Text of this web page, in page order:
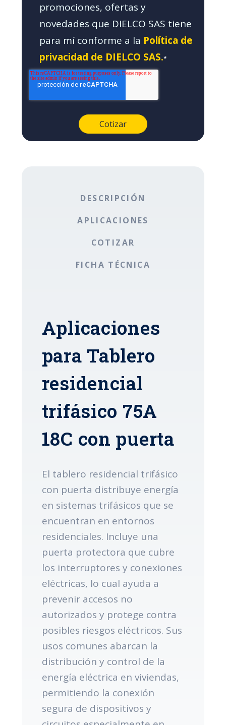
promociones, ofertas y
novedades que DIELCO SAS tiene
para mí conforme a la Política de
privacidad de DIELCO SAS.*
DESCRIPCIÓN
APLICACIONES
COTIZAR
FICHA TÉCNICA
Aplicaciones
para Tablero
residencial
trifásico 75A
18C con puerta
El tablero residencial trifásico
con puerta distribuye energía
en sistemas trifásicos que se
encuentran en entornos
residenciales. Incluye una
puerta protectora que cubre
los interruptores y conexiones
eléctricas, lo cual ayuda a
prevenir accesos no
autorizados y protege contra
posibles riesgos eléctricos. Sus
usos comunes abarcan la
distribución y control de la
energía eléctrica en viviendas,
permitiendo la conexión
segura de dispositivos y